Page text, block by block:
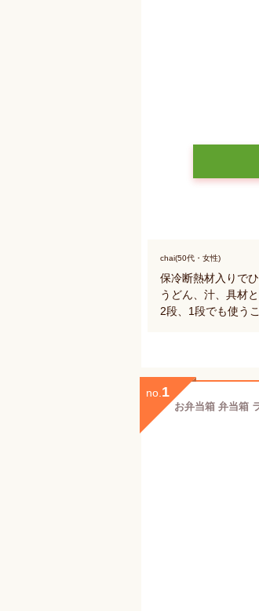
chai(50代・女性)
保冷断熱材入りで
うどん、汁、具材
2段、1段でも使う
no. 1